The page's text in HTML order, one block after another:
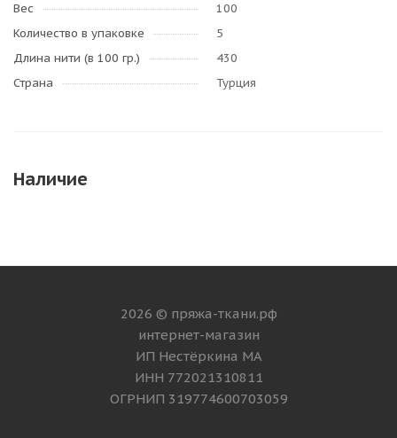
Вес
100
Количество в упаковке
5
Длина нити (в 100 гр.)
430
Страна
Турция
Наличие
2026 © пряжа-ткани.рф
интернет-магазин
ИП Нестёркина МА
ИНН 772021310811
ОГРНИП 319774600703059